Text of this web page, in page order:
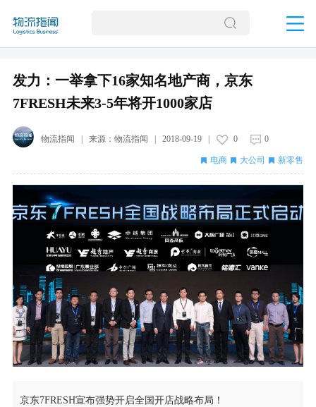
发力：一举拿下16家知名地产商，京东
7FRESH未来3-5年将开1000家店
物流指闻 | 来源： 物流指闻 2018-09-19| 0 0
电商 大公司 新零售
京东7FRESH宣布强势开启全国开店战略布局！